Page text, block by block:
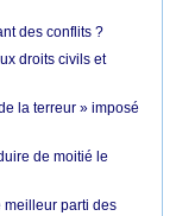
des conflits ?
droits civils et
la terreur » imposé
de moitié le
meilleur parti des